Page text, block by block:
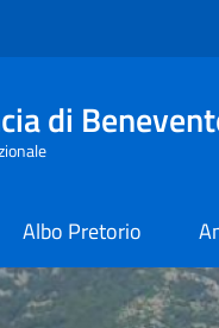
di
Albo Pretorio